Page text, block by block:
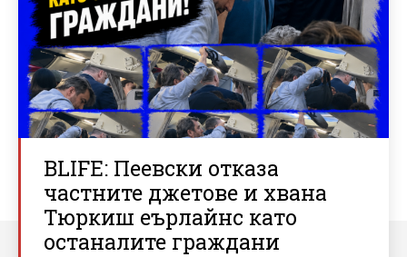
BLIFE: Пеевски отказа
частните джетове и хвана
Тюркиш еърлайнс като
останалите граждани